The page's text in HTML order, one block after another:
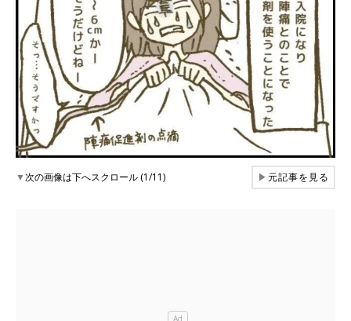
▼次の画像は下へスクロール (1/11) ▶元記事を見る